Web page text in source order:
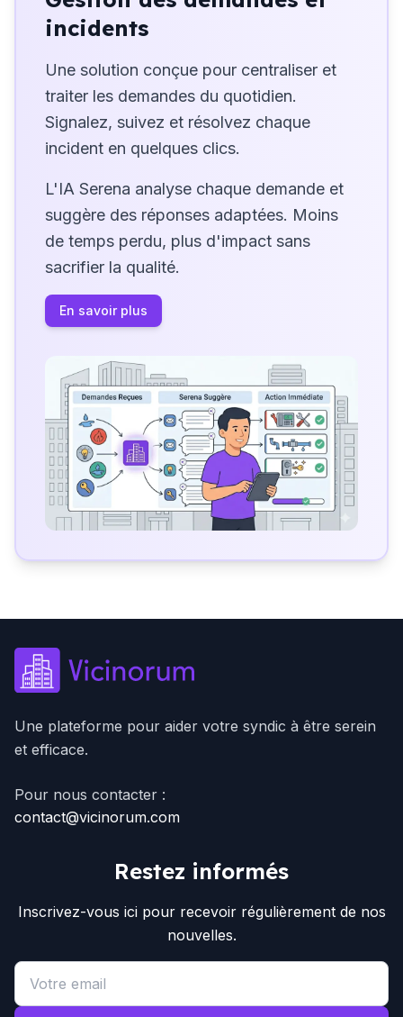
incidents
Une solution conçue pour centraliser et
traiter les demandes du quotidien.
Signalez, suivez et résolvez chaque
incident en quelques clics.
L'IA Serena analyse chaque demande et
suggère des réponses adaptées. Moins
de temps perdu, plus d'impact sans
sacrifier la qualité.
En savoir plus
Une plateforme pour aider votre syndic à être serein
et efficace.
Pour nous contacter :
contact@vicinorum.com
Restez informés
Inscrivez-vous ici pour recevoir régulièrement de nos
nouvelles.
Email address